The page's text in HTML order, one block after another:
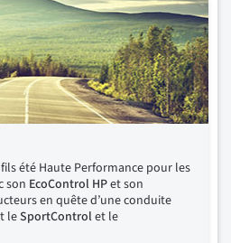
été Haute Performance pour les
son EcoControl HPet son
en quête d’une conduite
leSportControlet le